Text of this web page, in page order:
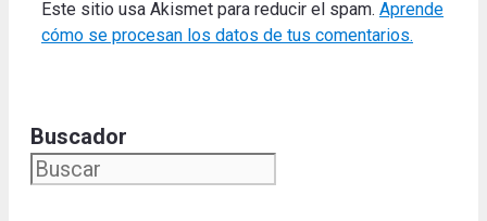
Este sitio usa Akismet para reducir el spam. Aprende
cómo se procesan los datos de tus comentarios.
Buscador